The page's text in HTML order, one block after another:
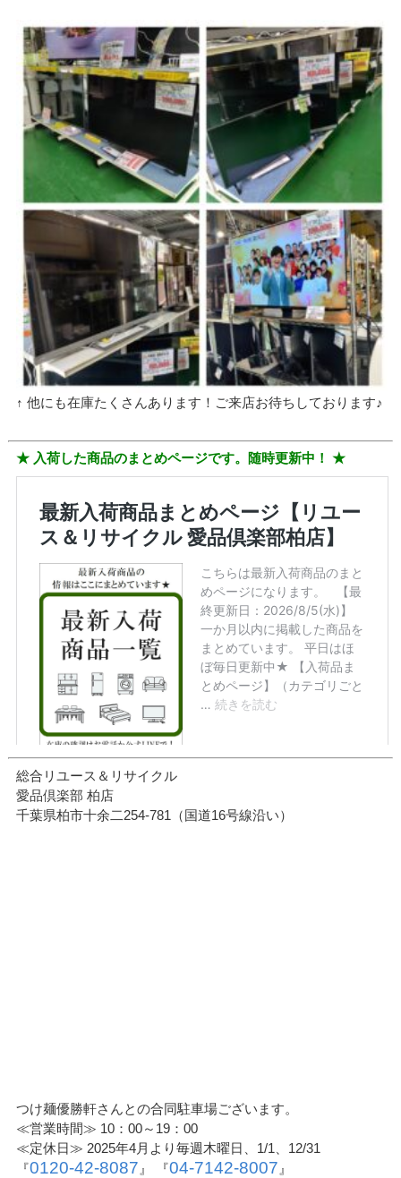
↑ 他にも在庫たくさんあります！ご来店お待ちしております♪
★ 入荷した商品のまとめページです。随時更新中！ ★
総合リユース＆リサイクル
愛品倶楽部 柏店
千葉県柏市十余二254-781（国道16号線沿い）
つけ麺優勝軒さんとの合同駐車場ございます。
≪営業時間≫ 10：00～19：00
≪定休日≫ 2025年4月より毎週木曜日、1/1、12/31
『0120-42-8087 』 『04-7142-8007 』